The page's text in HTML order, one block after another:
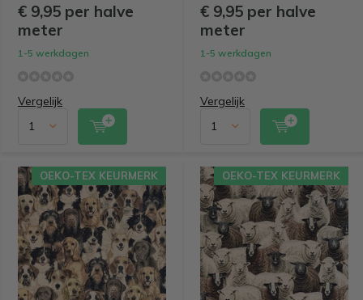
€ 9,95 per halve
meter
1-5 werkdagen
Vergelijk
€ 9,95 per halve
meter
1-5 werkdagen
Vergelijk
OEKO-TEX KEURMERK OEKO-TEX KEURMERK